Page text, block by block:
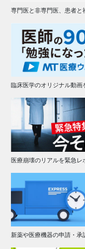
専門医と非専門医、患者
臨床医学のオリジナル動画
医療崩壊のリアルを緊急レ
新薬や医療機器の申請・承